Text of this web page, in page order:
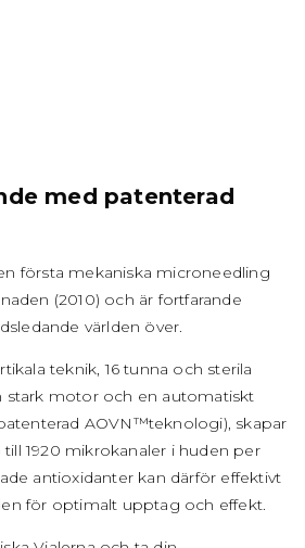
med patenterad
första mekaniska microneedling
(2010) och är fortfarande
världen över.
teknik, 16 tunna och sterila
stark motor och en automatiskt
AOVN™teknologi), skapar
1920 mikrokanaler i huden per
antioxidanter kan därför effektivt
för optimalt upptag och effekt.